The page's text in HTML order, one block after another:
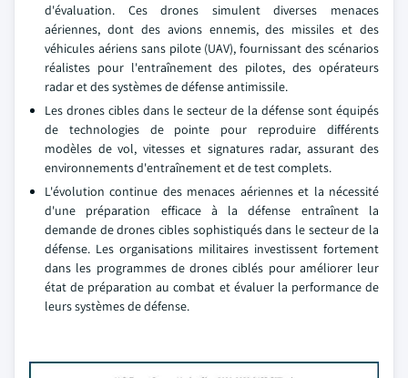
d'évaluation. Ces drones simulent diverses menaces
aériennes, dont des avions ennemis, des missiles et des
véhicules aériens sans pilote (UAV), fournissant des scénarios
réalistes pour l'entraînement des pilotes, des opérateurs
radar et des systèmes de défense antimissile.
Les drones cibles dans le secteur de la défense sont équipés
de technologies de pointe pour reproduire différents
modèles de vol, vitesses et signatures radar, assurant des
environnements d'entraînement et de test complets.
L'évolution continue des menaces aériennes et la nécessité
d'une préparation efficace à la défense entraînent la
demande de drones cibles sophistiqués dans le secteur de la
défense. Les organisations militaires investissent fortement
dans les programmes de drones ciblés pour améliorer leur
état de préparation au combat et évaluer la performance de
leurs systèmes de défense.